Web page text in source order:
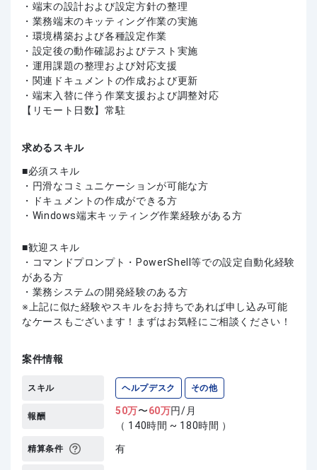
・端末の設計および設定方針の整理
・業務端末のキッティング作業の実施
・環境構築および各種設定作業
・設定後の動作確認およびテスト実施
・運用課題の整理および対応支援
・関連ドキュメントの作成および更新
・端末入替に伴う作業支援および調整対応
【リモート日数】常駐
求めるスキル
必須スキル
・円滑なコミュニケーションが可能な方
・ドキュメントの作成ができる方
・Windows端末キッティング作業経験がある方
歓迎スキル
・コマンドプロンプト・PowerShell等での設定自動化経験
がある方
・業務システムの開発経験のある方
上記に似た経験やスキルをお持ちであれば申し込み可能
なケースもございます！まずはお気軽にご相談ください！
案件情報
スキル ヘルプデスク その他
報酬 50万〜60万円/月
（ 140時間 ~ 180時間 ）
精算条件 有